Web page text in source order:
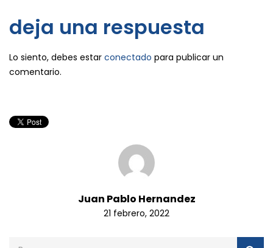
deja una respuesta
Lo siento, debes estar conectado para publicar un
comentario.
Juan Pablo Hernandez
21 febrero, 2022